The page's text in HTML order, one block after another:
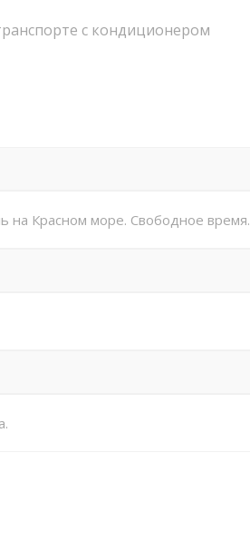
с кондиционером
на Красном море. Свободное время.